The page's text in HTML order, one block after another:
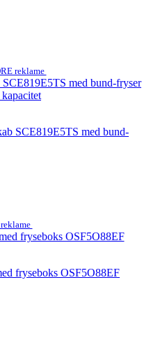
reklame
SCE819E5TS med bund-
fryseboks OSF5O88EF